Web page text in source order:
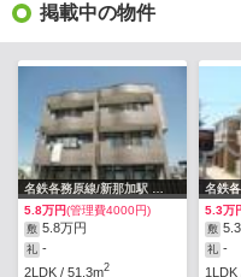
掲載中の物件
5.8万円(管理費4000円)
敷 5.8万円
礼 -
2LDK / 51.3m2
5.3万
敷
礼 -
1LDK